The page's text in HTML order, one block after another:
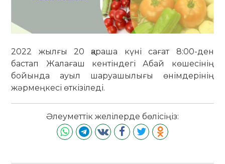
2022 жылғы 20 қараша күні сағат 8:00-ден
бастап Жалағаш кентіндегі Абай көшесінің
бойында ауыл шаруашылығы өнімдерінің
жәрмеңкесі өткізіледі.
Әлеуметтік желілерде бөлісіңіз: